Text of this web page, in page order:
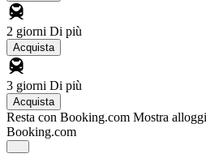
2 giorni Di più
Acquista
3 giorni Di più
Acquista
Resta con Booking.com Mostra
Booking.com